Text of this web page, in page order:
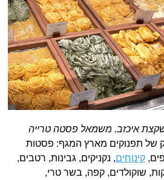
שקצת איכזב. משמאל פסטה טרייה
של תפנוקים מארץ המגף: פסטות
קינוחים, נקניקים, גבינות, רטבים,
שוקולדים, קפה, בשר טרי,